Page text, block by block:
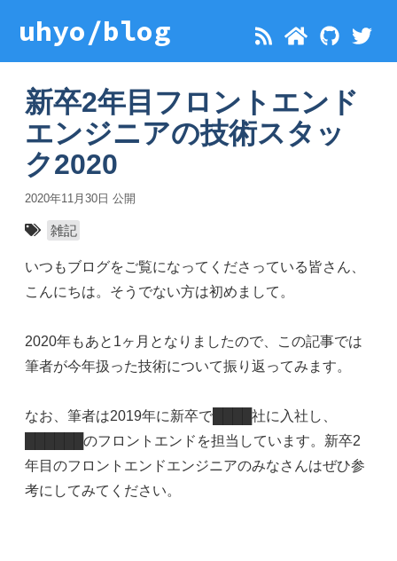
uhyo/blog
新卒2年目フロントエンド
エンジニアの技術スタッ
ク2020
2020年11月30日 公開
雑記
いつもブログをご覧になってくださっている皆さん、
こんにちは。そうでない方は初めまして。
2020年もあと1ヶ月となりましたので、この記事では
筆者が今年扱った技術について振り返ってみます。
なお、筆者は2019年に新卒で████社に入社し、
██████のフロントエンドを担当しています。新卒2
年目のフロントエンドエンジニアのみなさんはぜひ参
考にしてみてください。